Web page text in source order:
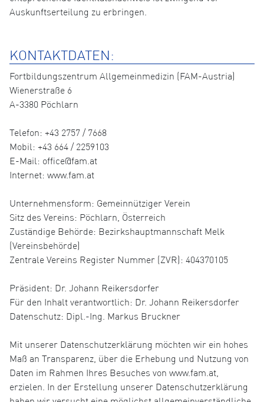
Auskunftserteilung zu erbringen.
KONTAKTDATEN:
Fortbildungszentrum Allgemeinmedizin (FAM-Austria)
Wienerstraße 6
A-3380 Pöchlarn
Telefon: +43 2757 / 7668
Mobil: +43 664 / 2259103
E-Mail: office@fam.at
Internet: www.fam.at
Unternehmensform: Gemeinnütziger Verein
Sitz des Vereins: Pöchlarn, Österreich
Zuständige Behörde: Bezirkshauptmannschaft Melk
(Vereinsbehörde)
Zentrale Vereins Register Nummer (ZVR): 404370105
Präsident: Dr. Johann Reikersdorfer
Für den Inhalt verantwortlich: Dr. Johann Reikersdorfer
Datenschutz: Dipl.-Ing. Markus Bruckner
Mit unserer Datenschutzerklärung möchten wir ein hohes
Maß an Transparenz, über die Erhebung und Nutzung von
Daten im Rahmen Ihres Besuches von www.fam.at,
erzielen. In der Erstellung unserer Datenschutzerklärung